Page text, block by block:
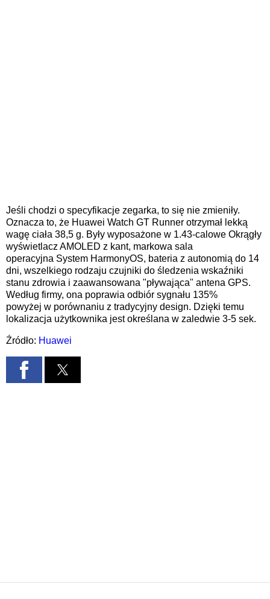
Jeśli chodzi o specyfikacje zegarka, to się nie zmieniły.
Oznacza to, że Huawei Watch GT Runner otrzymał lekką
wagę ciała 38,5 g. Były wyposażone w 1.43-calowe Okrągły
wyświetlacz AMOLED z kant, markowa sala
operacyjna System HarmonyOS, bateria z autonomią do 14
dni, wszelkiego rodzaju czujniki do śledzenia wskaźniki
stanu zdrowia i zaawansowana "pływająca" antena GPS.
Według firmy, ona poprawia odbiór sygnału 135%
powyżej w porównaniu z tradycyjny design. Dzięki temu
lokalizacja użytkownika jest określana w zaledwie 3-5 sek.
Źródło: Huawei